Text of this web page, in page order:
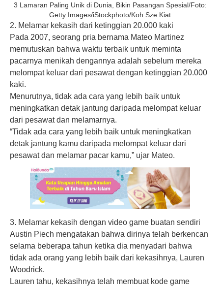
3 Lamaran Paling Unik di Dunia, Bikin Pasangan Spesial/Foto:
Getty Images/iStockphoto/Koh Sze Kiat
2. Melamar kekasih dari ketinggian 20.000 kaki
Pada 2007, seorang pria bernama Mateo Martinez
memutuskan bahwa waktu terbaik untuk meminta
pacarnya menikah dengannya adalah sebelum mereka
melompat keluar dari pesawat dengan ketinggian 20.000
kaki.
Menurutnya, tidak ada cara yang lebih baik untuk
meningkatkan detak jantung daripada melompat keluar
dari pesawat dan melamarnya.
“Tidak ada cara yang lebih baik untuk meningkatkan
detak jantung kamu daripada melompat keluar dari
pesawat dan melamar pacar kamu,” ujar Mateo.
3. Melamar kekasih dengan video game buatan sendiri
Austin Piech mengatakan bahwa dirinya telah berkencan
selama beberapa tahun ketika dia menyadari bahwa
tidak ada orang yang lebih baik dari kekasihnya, Lauren
Woodrick.
Lauren tahu, kekasihnya telah membuat kode game